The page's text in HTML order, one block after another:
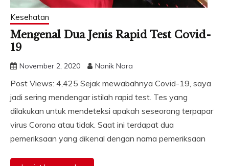
Kesehatan
Mengenal Dua Jenis Rapid Test Covid-
19
November 2, 2020 Nanik Nara
Post Views: 4,425 Sejak mewabahnya Covid-19, saya
jadi sering mendengar istilah rapid test. Tes yang
dilakukan untuk mendeteksi apakah seseorang terpapar
virus Corona atau tidak. Saat ini terdapat dua
pemeriksaan yang dikenal dengan nama pemeriksaan